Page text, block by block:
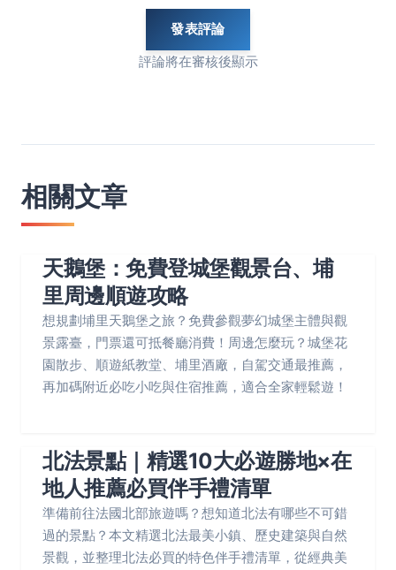
發表評論
評論將在審核後顯示
相關文章
天鵝堡：免費登城堡觀景台、埔
里周邊順遊攻略
想規劃埔里天鵝堡之旅？免費參觀夢幻城堡主體與觀
景露臺，門票還可抵餐廳消費！周邊怎麼玩？城堡花
園散步、順遊紙教堂、埔里酒廠，自駕交通最推薦，
再加碼附近必吃小吃與住宿推薦，適合全家輕鬆遊！
北法景點｜精選10大必遊勝地×在
地人推薦必買伴手禮清單
準備前往法國北部旅遊嗎？想知道北法有哪些不可錯
過的景點？本文精選北法最美小鎮、歷史建築與自然
景觀，並整理北法必買的特色伴手禮清單，從經典美